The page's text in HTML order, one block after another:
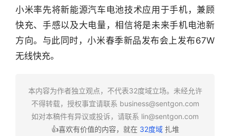
行
小米率先将新能源汽车电池技术应用于手机，兼顾
快充、手感以及大电量，相信将是未来手机电池新
方向。与此同时，小米春季新品发布会上发布67W
无线快充。
本内容为作者独立观点，不代表32度域立场。未经允许
不得转载，授权事宜请联系 business@sentgon.com
如对本稿件有异议或投诉，请联系 lin@sentgon.com
👍喜欢有价值的内容，就在 32度域扎堆